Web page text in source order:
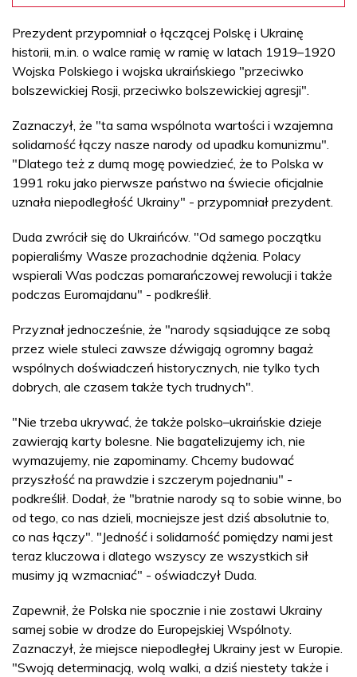
Prezydent przypomniał o łączącej Polskę i Ukrainę
historii, m.in. o walce ramię w ramię w latach 1919–1920
Wojska Polskiego i wojska ukraińskiego "przeciwko
bolszewickiej Rosji, przeciwko bolszewickiej agresji".
Zaznaczył, że "ta sama wspólnota wartości i wzajemna
solidarność łączy nasze narody od upadku komunizmu".
"Dlatego też z dumą mogę powiedzieć, że to Polska w
1991 roku jako pierwsze państwo na świecie oficjalnie
uznała niepodległość Ukrainy" - przypomniał prezydent.
Duda zwrócił się do Ukraińców. "Od samego początku
popieraliśmy Wasze prozachodnie dążenia. Polacy
wspierali Was podczas pomarańczowej rewolucji i także
podczas Euromajdanu" - podkreślił.
Przyznał jednocześnie, że "narody sąsiadujące ze sobą
przez wiele stuleci zawsze dźwigają ogromny bagaż
wspólnych doświadczeń historycznych, nie tylko tych
dobrych, ale czasem także tych trudnych".
"Nie trzeba ukrywać, że także polsko–ukraińskie dzieje
zawierają karty bolesne. Nie bagatelizujemy ich, nie
wymazujemy, nie zapominamy. Chcemy budować
przyszłość na prawdzie i szczerym pojednaniu" -
podkreślił. Dodał, że "bratnie narody są to sobie winne, bo
od tego, co nas dzieli, mocniejsze jest dziś absolutnie to,
co nas łączy". "Jedność i solidarność pomiędzy nami jest
teraz kluczowa i dlatego wszyscy ze wszystkich sił
musimy ją wzmacniać" - oświadczył Duda.
Zapewnił, że Polska nie spocznie i nie zostawi Ukrainy
samej sobie w drodze do Europejskiej Wspólnoty.
Zaznaczył, że miejsce niepodległej Ukrainy jest w Europie.
"Swoją determinacją, wolą walki, a dziś niestety także i